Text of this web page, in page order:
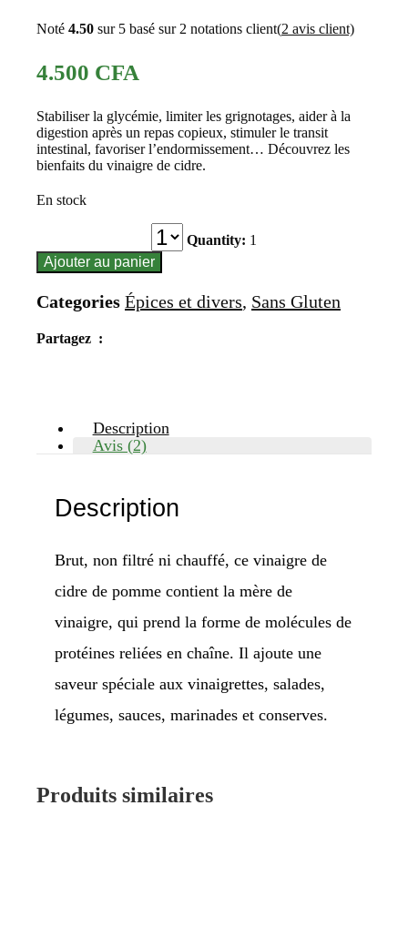
Noté 4.50 sur 5 basé sur 2 notations client(2 avis client)
4.500 CFA
Stabiliser la glycémie, limiter les grignotages, aider à la
digestion après un repas copieux, stimuler le transit
intestinal, favoriser l’endormissement… Découvrez les
bienfaits du vinaigre de cidre.
En stock
Quantité
Quantity: 1
Ajouter au panier
Categories Épices et divers, Sans Gluten
Partagez :
Description
Avis (2)
Description
Brut, non filtré ni chauffé, ce vinaigre de
cidre de pomme contient la mère de
vinaigre, qui prend la forme de molécules de
protéines reliées en chaîne. Il ajoute une
saveur spéciale aux vinaigrettes, salades,
légumes, sauces, marinades et conserves.
Produits similaires